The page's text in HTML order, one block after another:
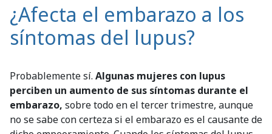
¿Afecta el embarazo a los
síntomas del lupus?
Probablemente sí. Algunas mujeres con lupus
perciben un aumento de sus síntomas durante el
embarazo, sobre todo en el tercer trimestre, aunque
no se sabe con certeza si el embarazo es el causante de